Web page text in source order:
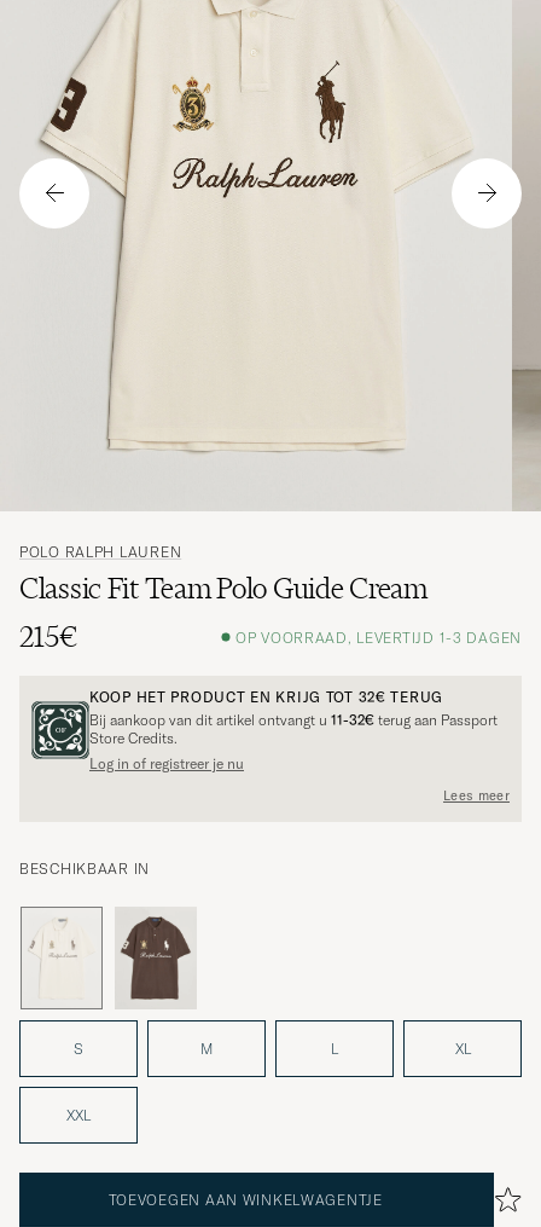
POLO RALPH LAUREN
Classic Fit Team Polo Guide Cream
215€
OP VOORRAAD, LEVERTIJD 1-3 DAGEN
KOOP HET PRODUCT EN KRIJG TOT 32€ TERUG
Bij aankoop van dit artikel ontvangt u 11-32€ terug aan Passport
Store Credits.
Log in of registreer je nu
Lees meer
BESCHIKBAAR IN
S M L XL
XXL
TOEVOEGEN AAN WINKELWAGENTJE